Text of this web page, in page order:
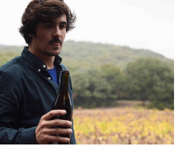
・メンバーが来て、この二人のワインを世
場となった。 この試飲には色んなドラマが
醸造・現場を知る旅に来たオザミ。死活を
う。 私の頭の中に色んなことが巡る。皆、
ことになるだろう。そうしたい、そうす